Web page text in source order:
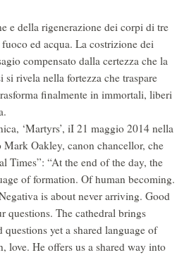
e della rigenerazione dei corpi di tre
ed acqua. La costrizione dei
compensato dalla certezza che la
rivela nella fortezza che traspare
finalmente in immortali, liberi
‘Martyrs’, iI 21 maggio 2014 nella
Mark Oakley, canon chancellor, che
Times”: “At the end of the day, the
of formation. Of human becoming.
is about never arriving. Good
questions. The cathedral brings
yet a shared language of
love. He offers us a shared way into